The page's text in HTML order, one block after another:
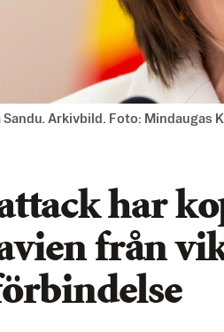
Arkivbild. Foto: Mindaugas
har
från